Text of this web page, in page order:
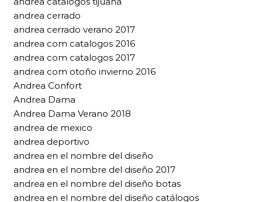
andrea cerrado
andrea cerrado verano 2017
andrea com catalogos 2016
andrea com catalogos 2017
andrea com otoño invierno 2016
Andrea Confort
Andrea Dama
Andrea Dama Verano 2018
andrea de mexico
andrea deportivo
andrea en el nombre del diseño
andrea en el nombre del diseño 2017
andrea en el nombre del diseño botas
andrea en el nombre del diseño catálogos